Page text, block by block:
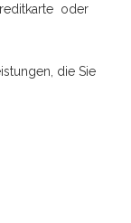
oder
die Sie